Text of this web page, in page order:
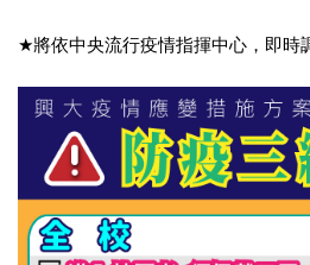
★將依中央流行疫情指揮中心，即時